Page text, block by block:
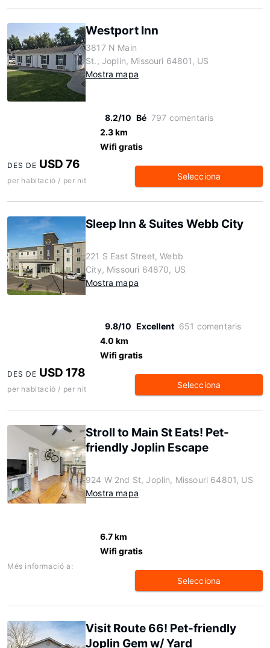
Westport Inn
3817 N Main
St., Joplin, Missouri 64801, US
Mostra mapa
8.2/10 Bé 797 comentaris
2.3 km
Wifi gratis
DES DE USD 76
per habitació / per nit Selecciona
Sleep Inn & Suites Webb City
221 S East Street, Webb
City, Missouri 64870, US
Mostra mapa
9.8/10 Excellent 651 comentaris
4.0 km
Wifi gratis
DES DE USD 178
per habitació / per nit Selecciona
Stroll to Main St Eats! Pet-
friendly Joplin Escape
924 W 2nd St, Joplin, Missouri 64801, US
Mostra mapa
6.7 km
Wifi gratis
Més informació a:
Selecciona
Visit Route 66! Pet-friendly
Joplin Gem w/ Yard